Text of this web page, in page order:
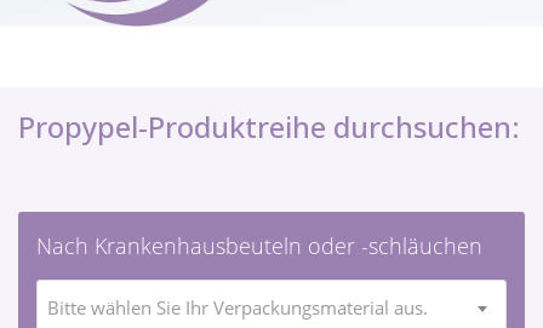
Propypel-Produktreihe durchsuchen:
Nach Krankenhausbeuteln oder -schläuchen
Bitte wählen Sie Ihr Verpackungsmaterial aus.